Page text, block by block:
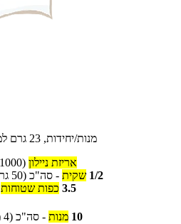
50 מנות/יחידות, 23 גרם למנה\יחידה
אריזת ניילון (1000 גרם)
1/2 שקית - סה"כ (50 גרם)
3.5 כפות שטוחות
10 מנות - סה"כ (4 מ"ל)